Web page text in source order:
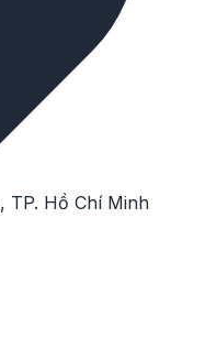
, TP. Hồ Chí Minh